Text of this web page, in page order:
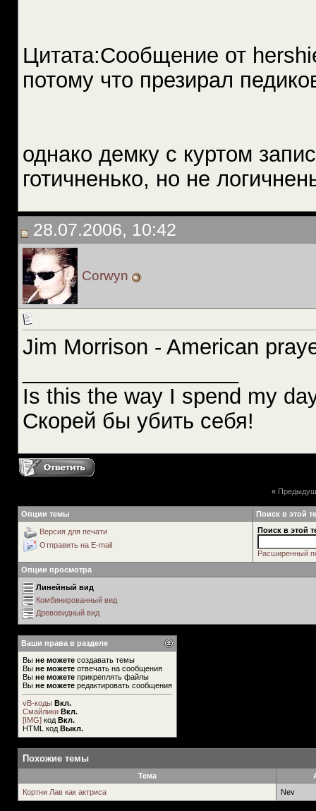
Цитата:Сообщение от
потому что презирал
однако демку с куртом
готичненько, но не
28.07.2006, 10:42
Corwyn
Jim Morrison - American
Is this the way I spend my
Скорей бы убить себя!
«
Опции темы Поиск в этой
Версия для печати
Отправить на E-mail
Поиск в этой
Расширенный
Опции просмотра
Линейный вид
Комбинированный вид
Древовидный вид
Ваши права в разделе
Вы не можете создавать темы
Вы не можете отвечать на сообщения
Вы не можете прикреплять файлы
Вы не можете редактировать сообщения
vB-коды Вкл.
Смайлики Вкл.
[IMG] код Вкл.
HTML код Выкл.
Похожие темы
Тема
Кортни Лав как актриса
Nev